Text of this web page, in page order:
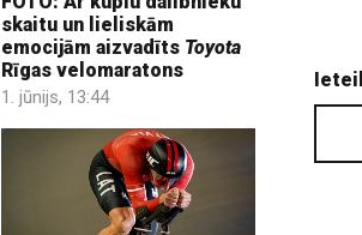
skaitu un lieliskām
emocijām aizvadīts Toyota
Rīgas velomaratons
1. jūnijs, 13:44